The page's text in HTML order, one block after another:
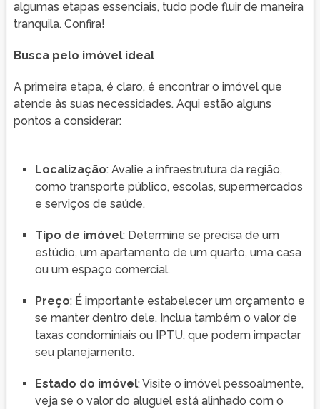
algumas etapas essenciais, tudo pode fluir de maneira
tranquila. Confira!
Busca pelo imóvel ideal
A primeira etapa, é claro, é encontrar o imóvel que
atende às suas necessidades. Aqui estão alguns
pontos a considerar:
Localização: Avalie a infraestrutura da região,
como transporte público, escolas, supermercados
e serviços de saúde.
Tipo de imóvel: Determine se precisa de um
estúdio, um apartamento de um quarto, uma casa
ou um espaço comercial.
Preço: É importante estabelecer um orçamento e
se manter dentro dele. Inclua também o valor de
taxas condominiais ou IPTU, que podem impactar
seu planejamento.
Estado do imóvel: Visite o imóvel pessoalmente,
veja se o valor do aluguel está alinhado com o